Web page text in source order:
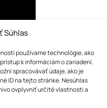
Súhlas
používame technológie, ako
k informáciám o zariadení.
spracovávať údaje, ako je
ID na tejto stránke. Nesúhlas
ovplyvniť určité vlastnosti a